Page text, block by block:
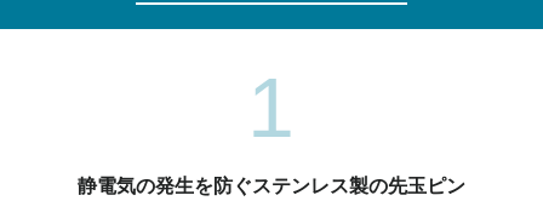
1
静電気の発生を防ぐステンレス製の先玉ピン